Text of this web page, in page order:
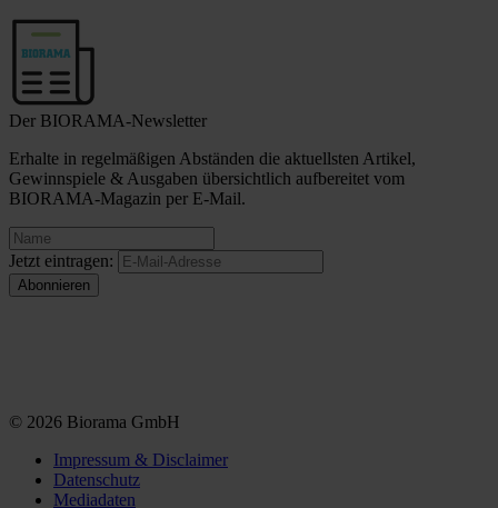
Der BIORAMA-Newsletter
Erhalte in regelmäßigen Abständen die aktuellsten Artikel,
Gewinnspiele & Ausgaben übersichtlich aufbereitet vom
BIORAMA-Magazin per E-Mail.
Jetzt eintragen:
© 2026 Biorama GmbH
Impressum & Disclaimer
Datenschutz
Mediadaten